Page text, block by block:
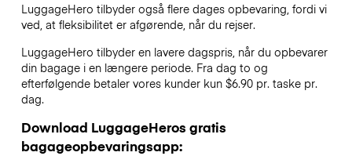
LuggageHero tilbyder også flere dages opbevaring, fordi vi
ved, at fleksibilitet er afgørende, når du rejser.
LuggageHero tilbyder en lavere dagspris, når du opbevarer
din bagage i en længere periode. Fra dag to og
efterfølgende betaler vores kunder kun $6.90 pr. taske pr.
dag.
Download LuggageHeros gratis
bagageopbevaringsapp: